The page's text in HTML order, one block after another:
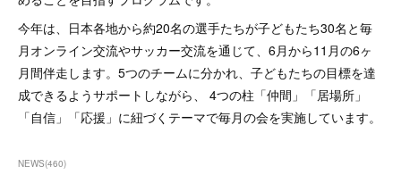
今年は、日本各地から約20名の選手たちが子どもたち30名と毎
月オンライン交流やサッカー交流を通じて、6月から11月の6ヶ
月間伴走します。5つのチームに分かれ、子どもたちの目標を達
成できるようサポートしながら、 4つの柱「仲間」「居場所」
「自信」「応援」に紐づくテーマで毎月の会を実施しています。
NEWS(460)